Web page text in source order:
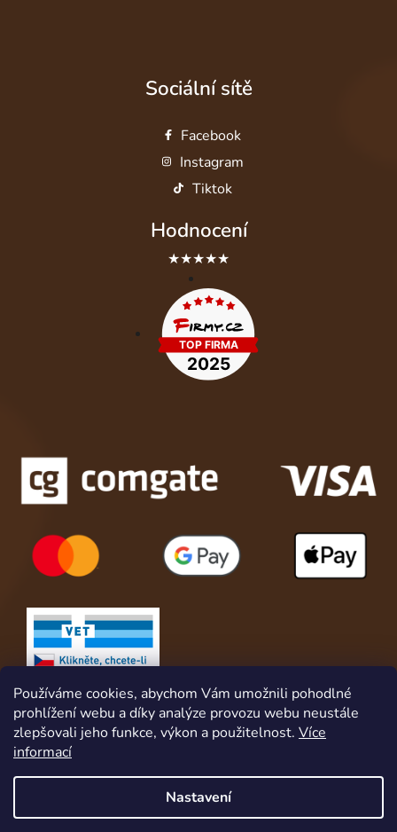
Používáme cookies, abychom Vám umožnili pohodlné
prohlížení webu a díky analýze provozu webu neustále
zlepšovali jeho funkce, výkon a použitelnost. Více
informací
Nastavení
Sociální sítě
Facebook
Instagram
Tiktok
Hodnocení
★★★★★